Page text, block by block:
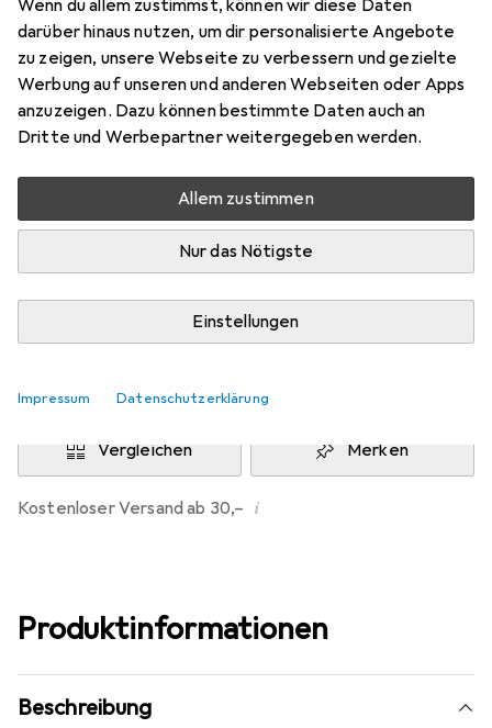
Wenn du allem zustimmst, können wir diese Daten
darüber hinaus nutzen, um dir personalisierte Angebote
zu zeigen, unsere Webseite zu verbessern und gezielte
Werbung auf unseren und anderen Webseiten oder Apps
anzuzeigen. Dazu können bestimmte Daten auch an
Dritte und Werbepartner weitergegeben werden.
Allem zustimmen
Nur das Nötigste
Einstellungen
Impressum Datenschutzerklärung
42.059
Türgarnitur
Preis in EUR inkl. MwSt.
Mehr von Mega
Zwischen Do, 13.8. und Di, 18.8. geliefert
Mehr als 10 Stück an Lager beim Lieferanten
Lieferort angeben für genaue Lieferzeit
In den Warenkorb
Vergleichen Merken
Kostenloser Versand ab 30,– i
Produktinformationen
Beschreibung